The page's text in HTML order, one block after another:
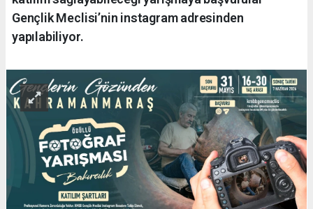
Gençlik Meclisi’nin instagram adresinden
yapılabiliyor.